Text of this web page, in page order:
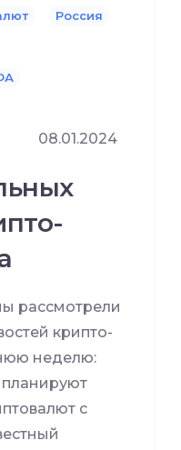
Россия
08.01.2024
рассмотрели
крипто-
неделю:
с